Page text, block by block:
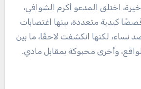
اختلق المدعو أكرم الشوافي،
كيدية متعددة، بينها اغتصابات
نساء، لكنها انكشفت لاحقًا، ما بين
وأخرى محبوكة بمقابل مادي.